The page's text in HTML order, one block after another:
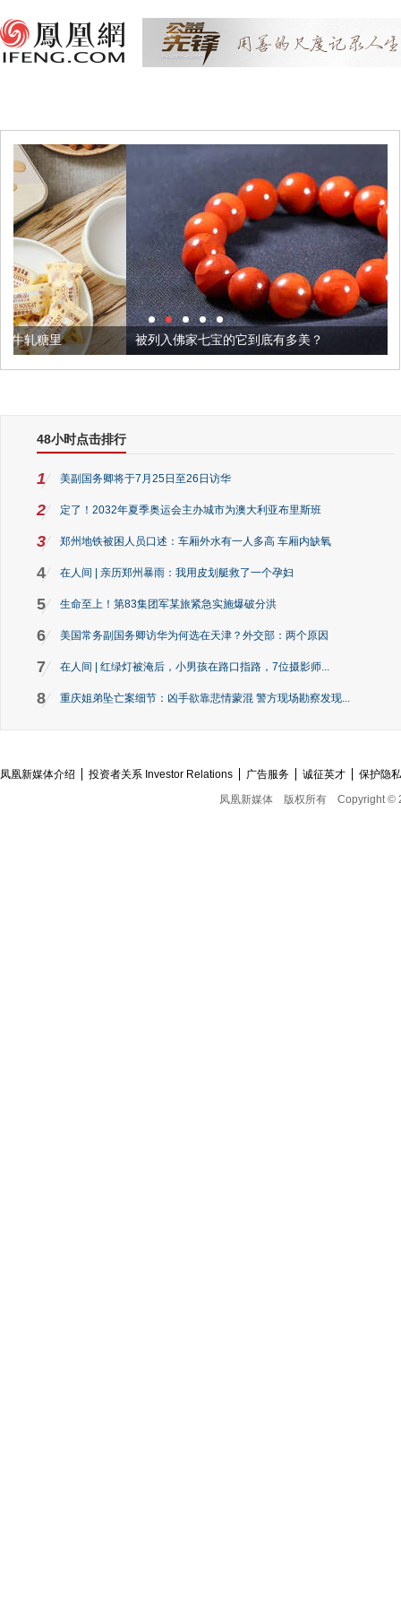
被列入佛家七宝的它到底有多美？
48小时点击排行
1 美副国务卿将于7月25日至26日访华
2 定了！2032年夏季奥运会主办城市为澳大利亚布里斯班
3 郑州地铁被困人员口述：车厢外水有一人多高 车厢内缺氧
4 在人间 | 亲历郑州暴雨：我用皮划艇救了一个孕妇
5 生命至上！第83集团军某旅紧急实施爆破分洪
6 美国常务副国务卿访华为何选在天津？外交部：两个原因
7 在人间 | 红绿灯被淹后，小男孩在路口指路，7位摄影师...
8 重庆姐弟坠亡案细节：凶手欲靠悲情蒙混 警方现场勘察发现...
凤凰新媒体介绍 投资者关系 Investor Relations 广告服务 诚征英才
保护隐
凤凰新媒体
版权所有 Copyright ©